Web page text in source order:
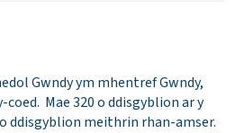
Gwndy ym mhentref Gwndy,
Mae 320 o ddisgyblion ar y
ddisgyblion meithrin rhan-amser.